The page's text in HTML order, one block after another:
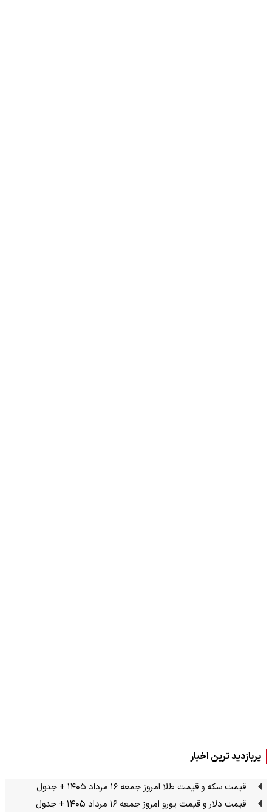
پربازدید ترین اخبار
قیمت سکه و قیمت طلا امروز جمعه ۱۶ مرداد ۱۴۰۵ + جدول
قیمت دلار و قیمت یورو امروز جمعه ۱۶ مرداد ۱۴۰۵ + جدول